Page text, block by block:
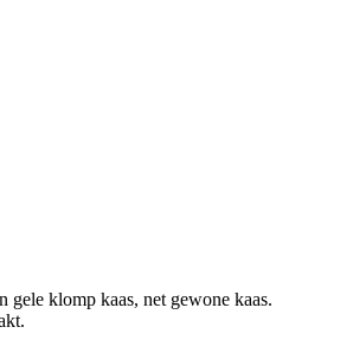
gele klomp kaas, net gewone kaas.